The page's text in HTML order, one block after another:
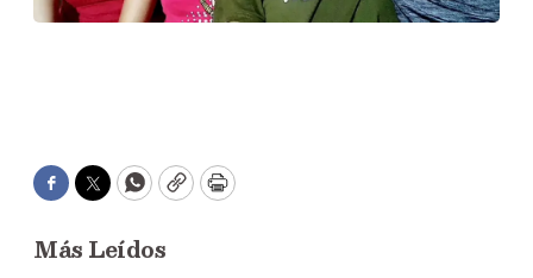
Facebook
TwitterWhatsApp
CopyPrint
Más Leídos